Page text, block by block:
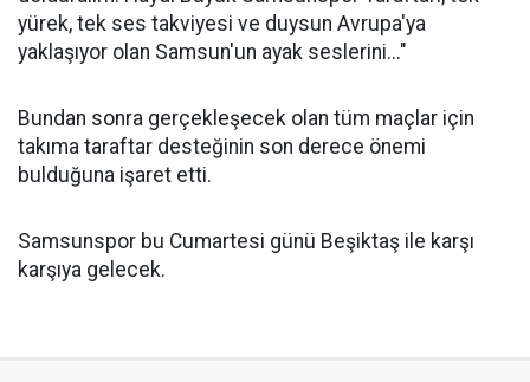
yürek, tek ses takviyesi ve duysun Avrupa'ya
yaklaşıyor olan Samsun'un ayak seslerini..."
Bundan sonra gerçekleşecek olan tüm maçlar için
takıma taraftar desteğinin son derece önemi
bulduğuna işaret etti.
Samsunspor bu Cumartesi günü Beşiktaş ile karşı
karşıya gelecek.